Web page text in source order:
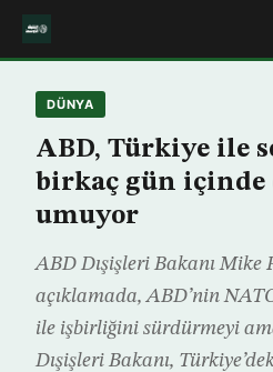
DÜNYA
ABD, Türkiye ile
birkaç gün içinde
umuyor
ABD Dışişleri Bakanı Mike
açıklamada, ABD’nin
ile işbirliğini sürdürmeyi
Dışişleri Bakanı,